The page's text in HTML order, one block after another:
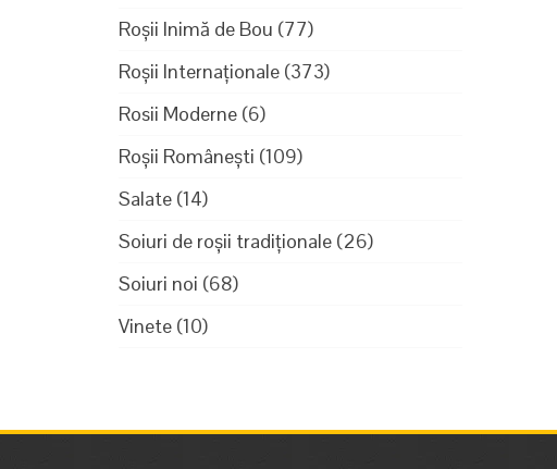
Roșii Inimă de Bou (77)
Roșii Internaționale (373)
Rosii Moderne (6)
Roșii Românești (109)
Salate (14)
Soiuri de roșii tradiționale (26)
Soiuri noi (68)
Vinete (10)